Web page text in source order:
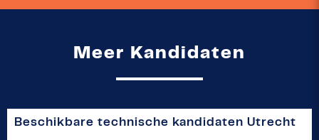
Meer Kandidaten
Beschikbare technische kandidaten Utrecht